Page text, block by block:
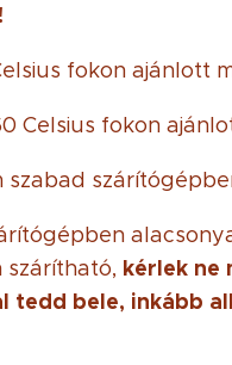
fokon ajánlott
Celsius fokon
szabad
szárítható, kérlek ne
tedd bele, inkább